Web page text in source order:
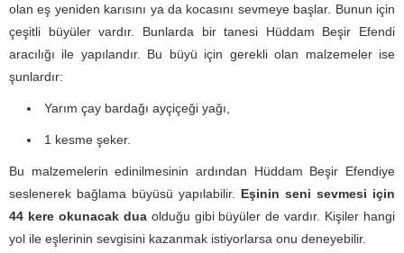
olan eş yeniden karısını ya da kocasını sevmeye başlar. Bunun için
çeşitli büyüler vardır. Bunlarda bir tanesi Hüddam Beşir Efendi
aracılığı ile yapılandır. Bu büyü için gerekli olan malzemeler ise
şunlardır:
Yarım çay bardağı ayçiçeği yağı,
1 kesme şeker.
Bu malzemelerin edinilmesinin ardından Hüddam Beşir Efendiye
seslenerek bağlama büyüsü yapılabilir. Eşinin seni sevmesi için
44 kere okunacak dua olduğu gibi büyüler de vardır. Kişiler hangi
yol ile eşlerinin sevgisini kazanmak istiyorlarsa onu deneyebilir.